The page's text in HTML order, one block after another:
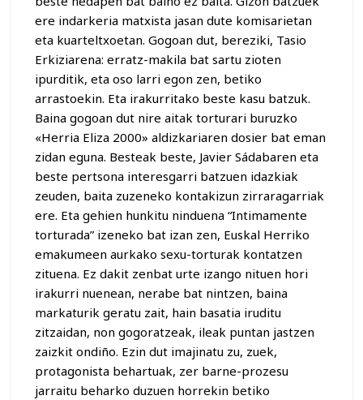
ere indarkeria matxista jasan dute komisarietan
eta kuarteltxoetan. Gogoan dut, bereziki, Tasio
Erkiziarena: erratz-makila bat sartu zioten
ipurditik, eta oso larri egon zen, betiko
arrastoekin. Eta irakurritako beste kasu batzuk.
Baina gogoan dut nire aitak torturari buruzko
«Herria Eliza 2000» aldizkariaren dosier bat eman
zidan eguna. Besteak beste, Javier Sádabaren eta
beste pertsona interesgarri batzuen idazkiak
zeuden, baita zuzeneko kontakizun zirraragarriak
ere. Eta gehien hunkitu ninduena “Intimamente
torturada” izeneko bat izan zen, Euskal Herriko
emakumeen aurkako sexu-torturak kontatzen
zituena. Ez dakit zenbat urte izango nituen hori
irakurri nuenean, nerabe bat nintzen, baina
markaturik geratu zait, hain basatia iruditu
zitzaidan, non gogoratzeak, ileak puntan jastzen
zaizkit ondiño. Ezin dut imajinatu zu, zuek,
protagonista behartuak, zer barne-prozesu
jarraitu beharko duzuen horrekin betiko